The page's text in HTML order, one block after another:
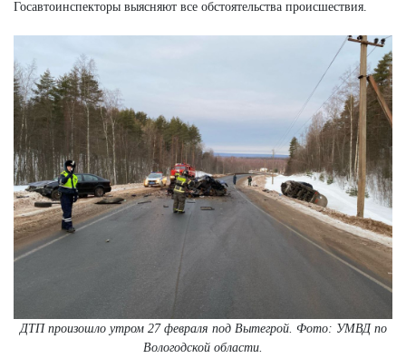
Госавтоинспекторы выясняют все обстоятельства происшествия.
ДТП произошло утром 27 февраля под Вытегрой. Фото: УМВД по
Вологодской области.